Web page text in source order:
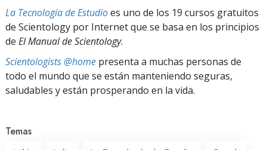
La Tecnología de Estudioes uno de los 19 cursos gratuitos
de Scientology por Internet que se basa en los principios
de El Manual de Scientology.
Scientologists @home presenta a muchas personas de
todo el mundo que se están manteniendo seguras,
saludables y están prosperando en la vida.
Temas